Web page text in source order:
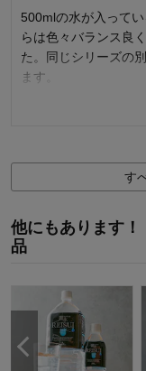
お気に入りポ
購
500mlの水が入って
らは色々バランス良
た。同じシリーズの
ます。
張ったら千切れてし
購
す
他にもあります
品